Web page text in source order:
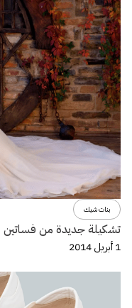
بنات شيك
تشكيلة جديدة من
1 أبريل 2014